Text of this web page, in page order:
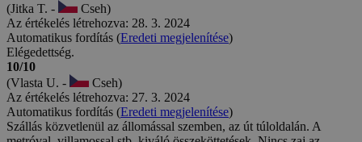
(Jitka T. -
Cseh)
Az értékelés létrehozva: 28. 3. 2024
Automatikus fordítás (Eredeti megjelenítése)
Elégedettség.
10/10
(Vlasta U. -
Cseh)
Az értékelés létrehozva: 27. 3. 2024
Automatikus fordítás (Eredeti megjelenítése)
Szállás közvetlenül az állomással szemben, az út túloldalán. A